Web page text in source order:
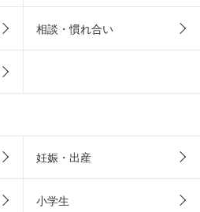
相談・慣れ合い
妊娠・出産
小学生